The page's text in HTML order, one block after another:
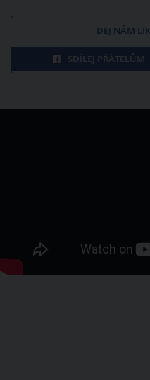
DEJ NÁM
SDÍLEJ PŘÁTELŮM